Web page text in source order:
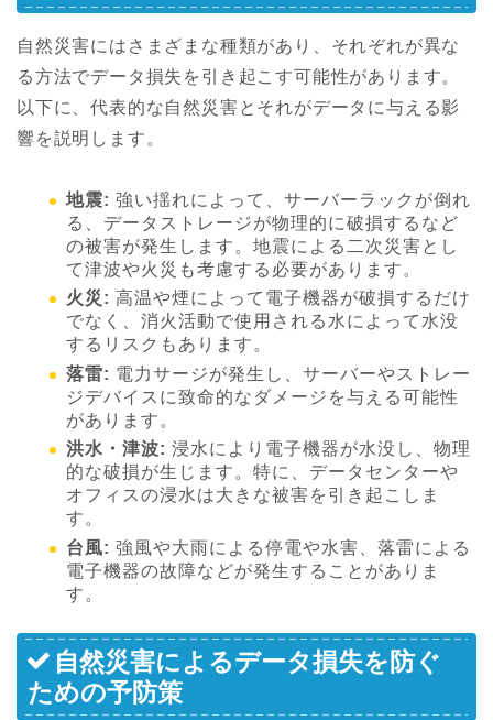
自然災害にはさまざまな種類があり、それぞれが異な
る方法でデータ損失を引き起こす可能性があります。
以下に、代表的な自然災害とそれがデータに与える影
響を説明します。
地震: 強い揺れによって、サーバーラックが倒れ
る、データストレージが物理的に破損するなど
の被害が発生します。地震による二次災害とし
て津波や火災も考慮する必要があります。
火災: 高温や煙によって電子機器が破損するだけ
でなく、消火活動で使用される水によって水没
するリスクもあります。
落雷: 電力サージが発生し、サーバーやストレー
ジデバイスに致命的なダメージを与える可能性
があります。
洪水・津波: 浸水により電子機器が水没し、物理
的な破損が生じます。特に、データセンターや
オフィスの浸水は大きな被害を引き起こしま
す。
台風: 強風や大雨による停電や水害、落雷による
電子機器の故障などが発生することがありま
す。
自然災害によるデータ損失を防ぐ
ための予防策